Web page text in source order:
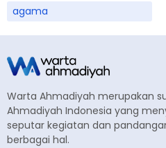
agama
Warta Ahmadiyah merupakan
Ahmadiyah Indonesia yang
seputar kegiatan dan
berbagai hal.